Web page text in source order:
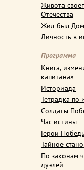
Живота
Отечества
Жил-был Дом
Личность в
Программа
Книга,
капитана»
Историада
Тетрадка по
Солдаты
Час истины
Герои
Тайное
По законам
дуэлей